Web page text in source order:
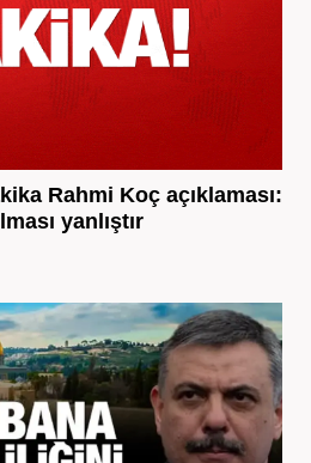
Rahmi Koç açıklaması:
yanlıştır